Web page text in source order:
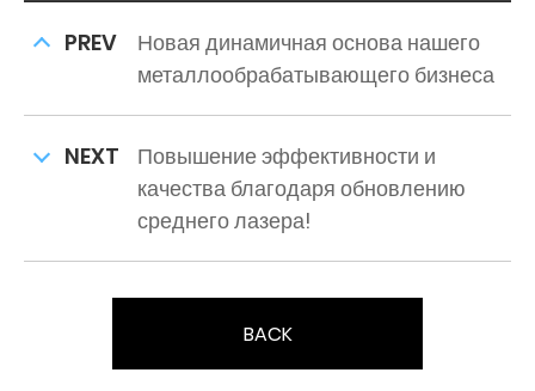
PREV
Новая динамичная основа нашего
металлообрабатывающего бизнеса
NEXT
Повышение эффективности и
качества благодаря обновлению
среднего лазера!
BACK